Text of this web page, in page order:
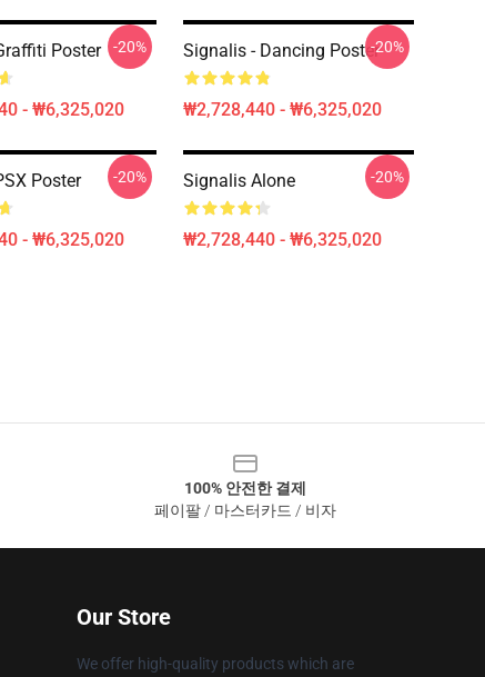
Poster
- ₩6,325,020
-20% Signalis - Dancing Poster
₩2,728,440 - ₩6,325,020
-20%
Poster
- ₩6,325,020
-20% Signalis Alone
₩2,728,440 - ₩6,325,020
-20%
100% 안전한 결제
페이팔 / 마스터카드 / 비자
Our Store
We offer high-quality products which are